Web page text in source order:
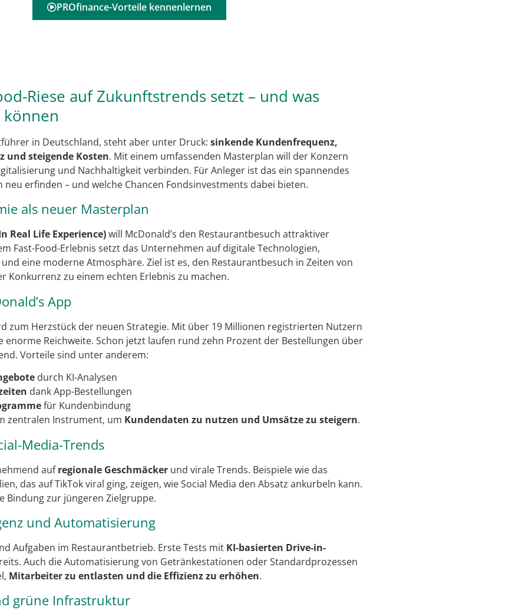
PROfinance-Vorteile kennenlernen
Riese auf Zukunftstrends setzt – und was
in Deutschland, steht aber unter Druck: sinkende Kundenfrequenz,
und steigende Kosten. Mit einem umfassenden Masterplan will der Konzern
und Nachhaltigkeit verbinden. Für Anleger ist das ein spannendes
neu erfinden – und welche Chancen Fondsinvestments dabei bieten.
als neuer Masterplan
Real Life Experience)will McDonald’s den Restaurantbesuch attraktiver
Fast-Food-Erlebnis setzt das Unternehmen auf digitale Technologien,
eine moderne Atmosphäre. Ziel ist es, den Restaurantbesuch in Zeiten von
Konkurrenz zu einem echten Erlebnis zu machen.
App
zum Herzstück der neuen Strategie. Mit über 19 Millionen registrierten Nutzern
enorme Reichweite. Schon jetzt laufen rund zehn Prozent der Bestellungen über
Vorteile sind unter anderem:
durch KI-Analysen
dank App-Bestellungen
für Kundenbindung
zentralen Instrument, um Kundendaten zu nutzen und Umsätze zu steigern.
Media-Trends
aufregionale Geschmäcker und virale Trends. Beispiele wie das
das auf TikTok viral ging, zeigen, wie Social Media den Absatz ankurbeln kann.
Bindung zur jüngeren Zielgruppe.
und Automatisierung
Aufgaben im Restaurantbetrieb. Erste Tests mit KI-basierten Drive-in-
Auch die Automatisierung von Getränkestationen oder Standardprozessen
Mitarbeiter zu entlasten und die Effizienz zu erhöhen.
grüne Infrastruktur